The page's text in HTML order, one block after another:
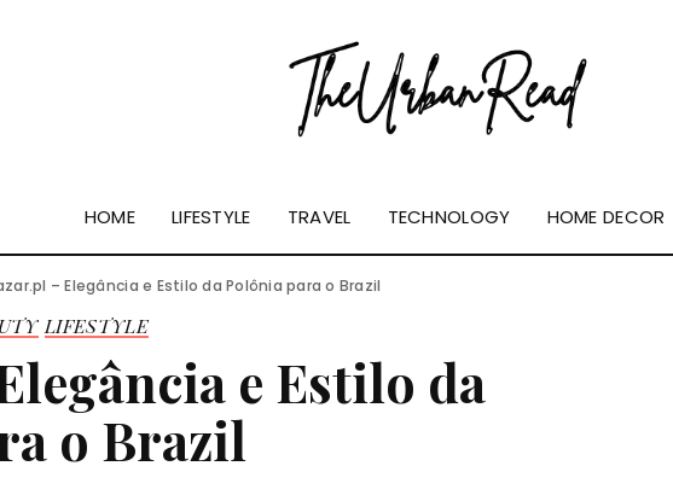
HOME LIFESTYLE TRAVEL TECHNOLOGY HOME DECOR
– Elegância e Estilo da Polônia para o Brazil
LIFESTYLE
e Estilo da
o Brazil